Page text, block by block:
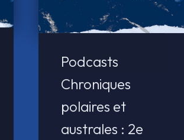
Podcasts
Chroniques
polaires et
australes : 2e